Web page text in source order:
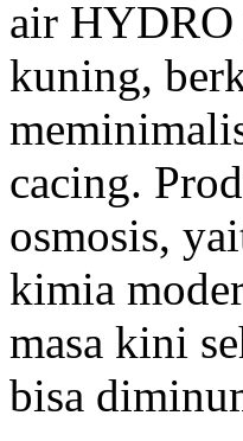
air HYDRO
kuning,
cacing.
osmosis,
kimia
masa kini
bisa